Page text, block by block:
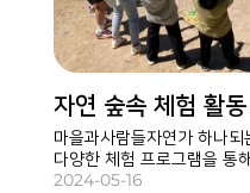
자연 숲속 체험 활동
마을과사람들자연가 하나
다양한 체험 프로그램을 통
재충전하는 시간입니다.
2024-05-16